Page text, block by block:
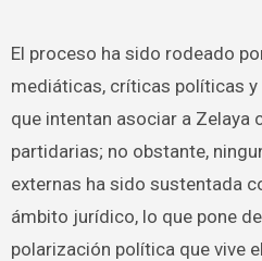
El proceso ha sido rodeado
mediáticas, críticas políticas
que intentan asociar a Zelaya
partidarias; no obstante,
externas ha sido sustentada
ámbito jurídico, lo que pone
polarización política que vive